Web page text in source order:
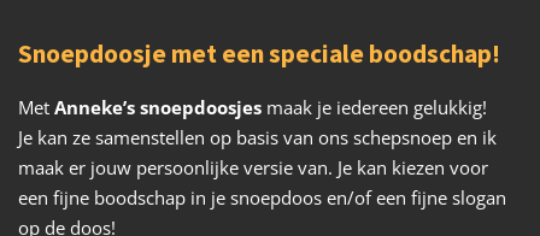
Snoepdoosje met een speciale boodschap!
Met Anneke’s snoepdoosjes maak je iedereen gelukkig!
Je kan ze samenstellen op basis van ons schepsnoep en ik
maak er jouw persoonlijke versie van. Je kan kiezen voor
een fijne boodschap in je snoepdoos en/of een fijne slogan
op de doos!